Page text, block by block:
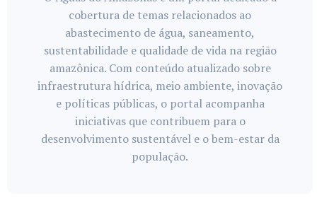
cobertura de temas relacionados ao
abastecimento de água, saneamento,
sustentabilidade e qualidade de vida na região
amazônica. Com conteúdo atualizado sobre
infraestrutura hídrica, meio ambiente, inovação
e políticas públicas, o portal acompanha
iniciativas que contribuem para o
desenvolvimento sustentável e o bem-estar da
população.